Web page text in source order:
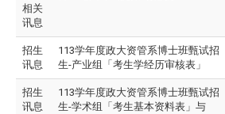
相关
讯息
招生
讯息
113学年度政大资管系博士班甄试招
生-产业组「考生学经历审核表」
招生
讯息
113学年度政大资管系博士班甄试招
生-学术组「考生基本资料表」与